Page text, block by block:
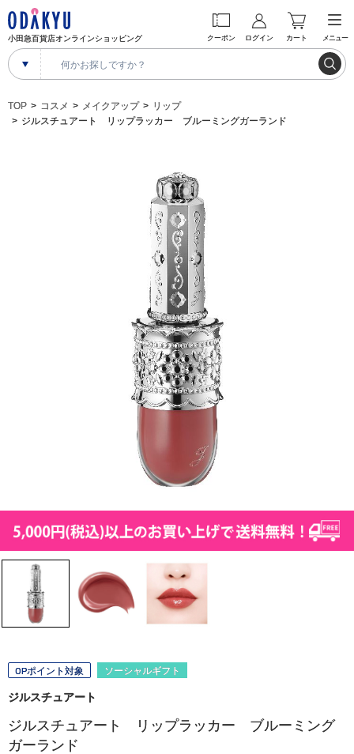
小田急百貨店オンラインショッピング クーポン ログイン カート メニュー
TOP コスメ メイクアップ
リップ
ジルスチュアート リップラッカー ブルーミングガーランド
OPポイント対象 ソーシャルギフト
ジルスチュアート
ジルスチュアート リップラッカー ブルーミング
ガーランド